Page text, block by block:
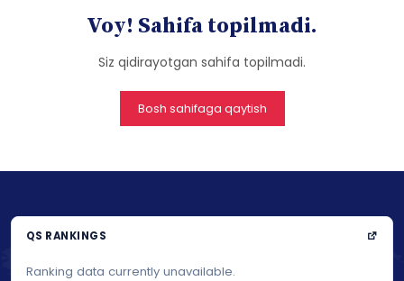
Voy! Sahifa topilmadi.
Siz qidirayotgan sahifa topilmadi.
Bosh sahifaga qaytish
QS RANKINGS
Ranking data currently unavailable.